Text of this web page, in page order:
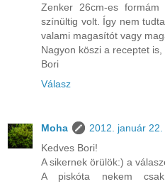
Zenker 26cm-es
színültig volt. Így nem
valami magasítót vagy
Nagyon köszi a receptet
Bori
Válasz
Moha
2012. január
Kedves Bori!
A sikernek örülök:) a
A piskóta nekem